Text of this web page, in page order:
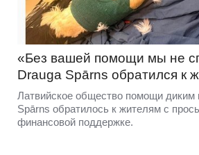
«Без вашей помощи мы не
Drauga Spārns обратился к
Латвийское общество помощи диким
Spārns обратилось к жителям с
финансовой поддержке.